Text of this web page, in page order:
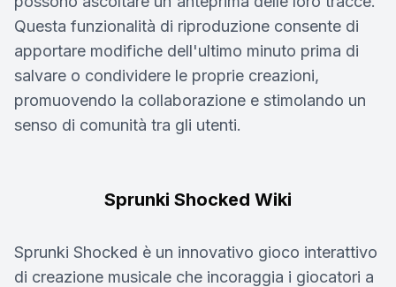
Questa funzionalità di riproduzione consente di
apportare modifiche dell'ultimo minuto prima di
salvare o condividere le proprie creazioni,
promuovendo la collaborazione e stimolando un
senso di comunità tra gli utenti.
Sprunki Shocked Wiki
Sprunki Shocked è un innovativo gioco interattivo
di creazione musicale che incoraggia i giocatori a